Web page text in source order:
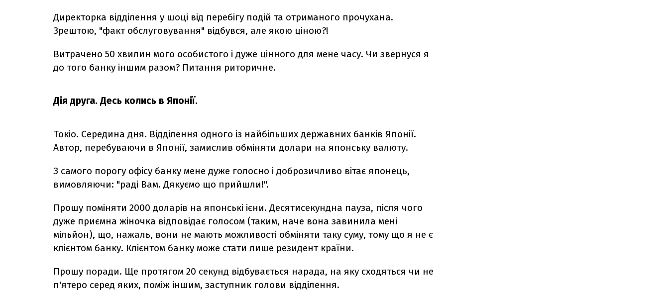
Директорка відділення у шоці від перебігу подій та отриманого прочухана.
Зрештою, "факт обслуговування" відбувся, але якою ціною?!
Витрачено 50 хвилин мого особистого і дуже цінного для мене часу. Чи звернуся я
до того банку іншим разом? Питання риторичне.
Дія друга. Десь колись в Японії.
Токіо. Середина дня. Відділення одного із найбільших державних банків Японії.
Автор, перебуваючи в Японії, замислив обміняти долари на японську валюту.
З самого порогу офісу банку мене дуже голосно і доброзичливо вітає японець,
вимовляючи: "раді Вам. Дякуємо що прийшли!".
Прошу поміняти 2000 доларів на японські ієни. Десятисекундна пауза, після чого
дуже приємна жіночка відповідає голосом (таким, наче вона завинила мені
мільйон), що, нажаль, вони не мають можливості обміняти таку суму, тому що я не є
клієнтом банку. Клієнтом банку може стати лише резидент країни.
Прошу поради. Ще протягом 20 секунд відбувається нарада, на яку сходяться чи не
п'ятеро серед яких, поміж іншим, заступник голови відділення.